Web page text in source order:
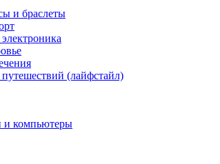
и браслеты
(лайфстайл)
и компьютеры